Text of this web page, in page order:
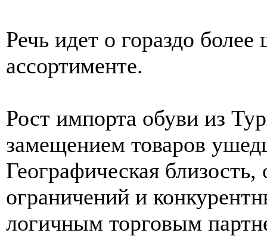
Речь идет о гораздо
ассортименте.
Рост импорта обуви из
замещением товаров
Географическая
ограничений и
логичным торговым